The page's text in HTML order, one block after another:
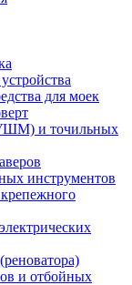
для моек
и точильных
инструментов
и отбойных